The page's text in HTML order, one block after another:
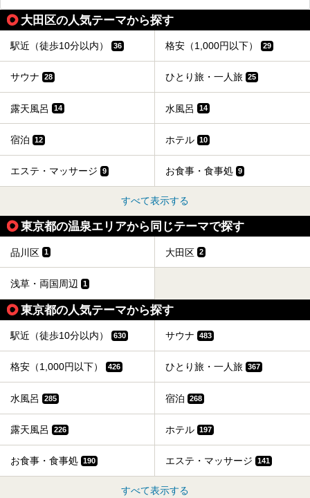
大田区の人気テーマから探す
駅近（徒歩10分以内） 36 格安（1,000円以下） 29
サウナ 28 ひとり旅・一人旅 25
露天風呂 14 水風呂 14
宿泊 12 ホテル 10
エステ・マッサージ 9 お食事・食事処 9
すべて表示する
東京都の温泉エリアから同じテーマで探す
品川区 1 大田区 2
浅草・両国周辺 1
東京都の人気テーマから探す
駅近（徒歩10分以内） 630 サウナ 483
格安（1,000円以下） 426 ひとり旅・一人旅 367
水風呂 285 宿泊 268
露天風呂 226 ホテル 197
お食事・食事処 190 エステ・マッサージ 141
すべて表示する